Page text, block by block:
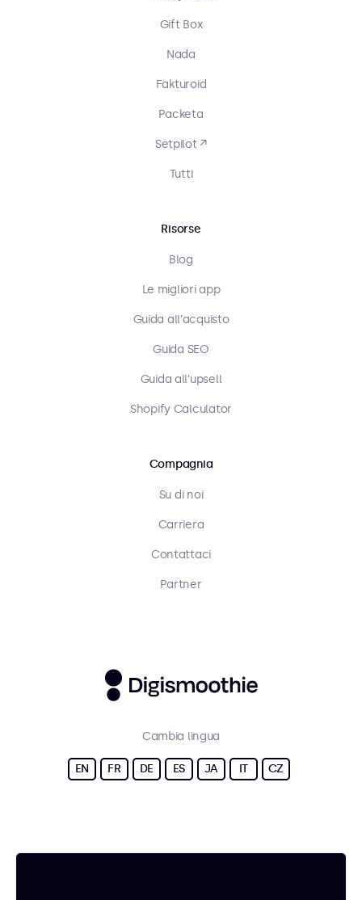
Gift Box
Nada
Fakturoid
Packeta
Setpilot ↗
Tutti
Risorse
Blog
Le migliori app
Guida all'acquisto
Guida SEO
Guida all'upsell
Shopify Calculator
Compagnia
Su di noi
Carriera
Contattaci
Partner
Cambia lingua
EN FR DE ES JA IT CZ